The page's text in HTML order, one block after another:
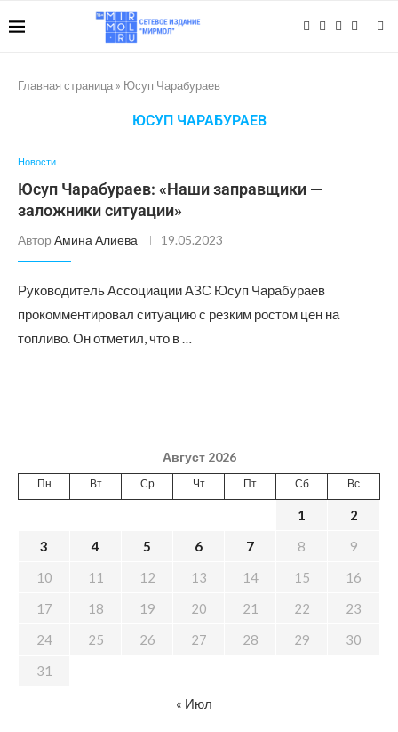
Главная страница » Юсуп Чарабураев
ЮСУП ЧАРАБУРАЕВ
Новости
Юсуп Чарабураев: «Наши заправщики —
заложники ситуации»
Автор Амина Алиева 19.05.2023
Руководитель Ассоциации АЗС Юсуп Чарабураев
прокомментировал ситуацию с резким ростом цен на
топливо. Он отметил, что в …
Август 2026
Пн Вт Ср Чт Пт Сб Вс
1
2
3
4 5 6 7 8
9
10
11 12 13 14 15
16
17
18 19 20 21 22
23
24
25 26 27 28 29
30
31
« Июл